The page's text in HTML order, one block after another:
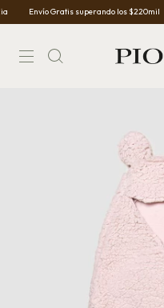
Envío Gratis superando los $220mil